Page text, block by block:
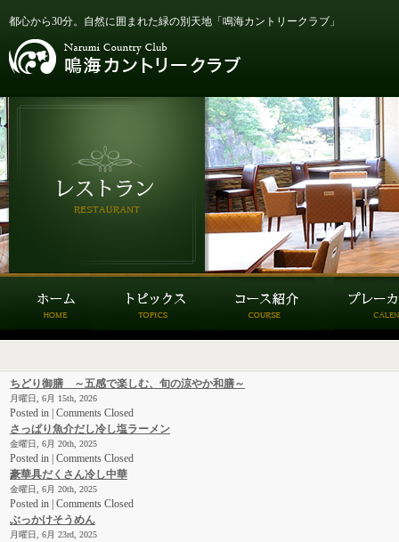
都心から30分。自然に囲まれた緑の別天地「鳴海カントリークラブ」
ちどり御膳 ～五感で楽しむ、旬の涼やか和膳～
月曜日, 6月 15th, 2026
Posted in | Comments Closed
さっぱり魚介だし冷し塩ラーメン
金曜日, 6月 20th, 2025
Posted in | Comments Closed
豪華具だくさん冷し中華
金曜日, 6月 20th, 2025
Posted in | Comments Closed
ぶっかけそうめん
月曜日, 6月 23rd, 2025